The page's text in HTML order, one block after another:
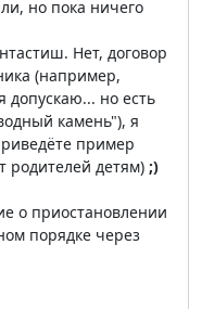
но пока ничего
Нет, договор
(например,
допускаю... но есть
камень"), я
пример
родителей детям) ;)
о приостановлении
порядке через